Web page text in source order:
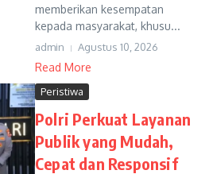
memberikan kesempatan
kepada masyarakat, khusu...
admin Agustus 10, 2026
Read More
Peristiwa
Polri Perkuat Layanan
Publik yang Mudah,
Cepat dan Responsif